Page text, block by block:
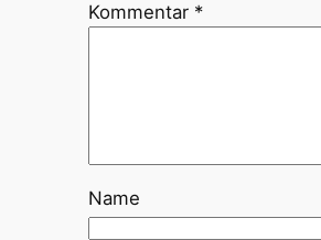
Kommentar *
Name